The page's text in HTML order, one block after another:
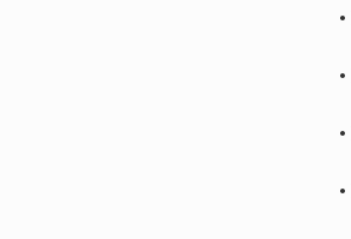
•
•
•
•